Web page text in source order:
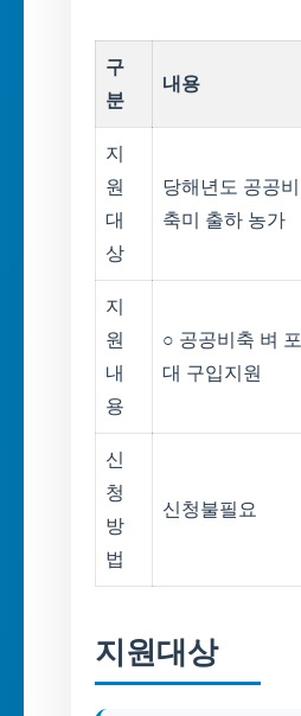
구
분
내용
지
원
대
상
당해년도 공공비
축미 출하 농가
지
원
내
용
○ 공공비축 벼 포
대 구입지원
신
청
방
법
신청불필요
지원대상